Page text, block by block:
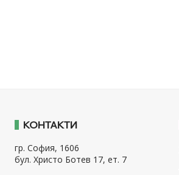
КОНТАКТИ
гр. София, 1606
бул. Христо Ботев 17, ет. 7